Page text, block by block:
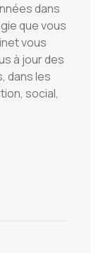
dans
que vous
vous
à jour des
dans les
social,